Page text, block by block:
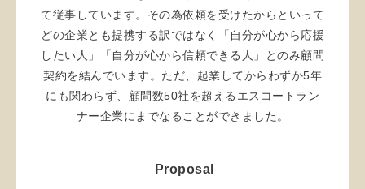
て従事しています。その為依頼を受けたからといって
どの企業とも提携する訳ではなく「自分が心から応援
したい人」「自分が心から信頼できる人」とのみ顧問
契約を結んでいます。ただ、起業してからわずか5年
にも関わらず、顧問数50社を超えるエスコートラン
ナー企業にまでなることができました。
Proposal